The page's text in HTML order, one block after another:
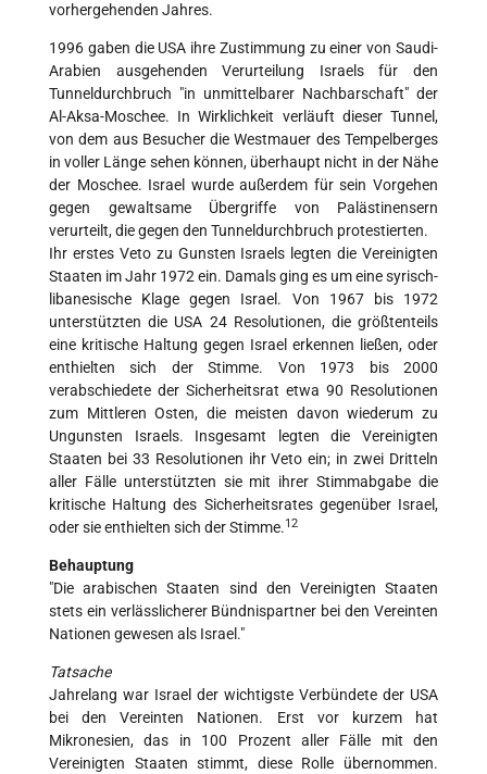
vorhergehenden Jahres.
1996 gaben die USA ihre Zustimmung zu einer von Saudi-
Arabien ausgehenden Verurteilung Israels für den
Tunneldurchbruch "in unmittelbarer Nachbarschaft" der
Al-Aksa-Moschee. In Wirklichkeit verläuft dieser Tunnel,
von dem aus Besucher die Westmauer des Tempelberges
in voller Länge sehen können, überhaupt nicht in der Nähe
der Moschee. Israel wurde außerdem für sein Vorgehen
gegen gewaltsame Übergriffe von Palästinensern
verurteilt, die gegen den Tunneldurchbruch protestierten.
Ihr erstes Veto zu Gunsten Israels legten die Vereinigten
Staaten im Jahr 1972 ein. Damals ging es um eine syrisch-
libanesische Klage gegen Israel. Von 1967 bis 1972
unterstützten die USA 24 Resolutionen, die größtenteils
eine kritische Haltung gegen Israel erkennen ließen, oder
enthielten sich der Stimme. Von 1973 bis 2000
verabschiedete der Sicherheitsrat etwa 90 Resolutionen
zum Mittleren Osten, die meisten davon wiederum zu
Ungunsten Israels. Insgesamt legten die Vereinigten
Staaten bei 33 Resolutionen ihr Veto ein; in zwei Dritteln
aller Fälle unterstützten sie mit ihrer Stimmabgabe die
kritische Haltung des Sicherheitsrates gegenüber Israel,
oder sie enthielten sich der Stimme.12
Behauptung
"Die arabischen Staaten sind den Vereinigten Staaten
stets ein verlässlicherer Bündnispartner bei den Vereinten
Nationen gewesen als Israel."
Tatsache
Jahrelang war Israel der wichtigste Verbündete der USA
bei den Vereinten Nationen. Erst vor kurzem hat
Mikronesien, das in 100 Prozent aller Fälle mit den
Vereinigten Staaten stimmt, diese Rolle übernommen.